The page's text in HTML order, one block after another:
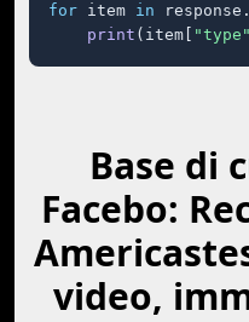
for item in
print (item[ "type"
Base di
Facebo:
video,